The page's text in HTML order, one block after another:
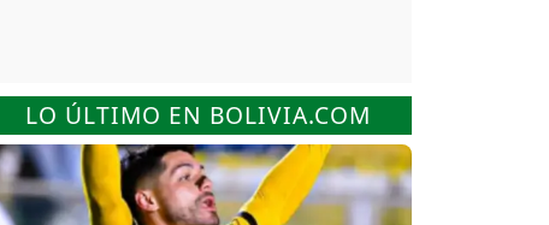
LO ÚLTIMO EN BOLIVIA.COM